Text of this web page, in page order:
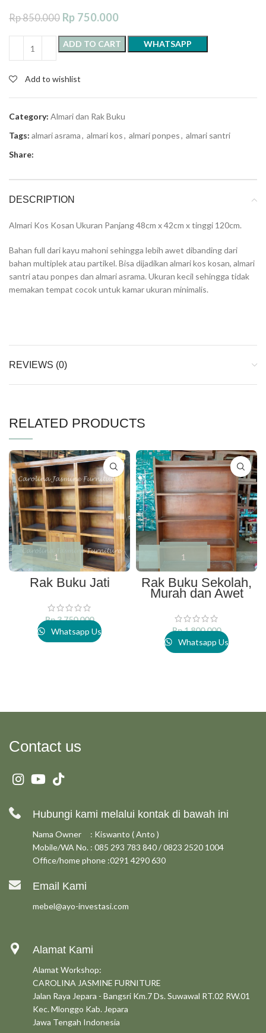
Rp850.000 Rp 750.000
ADD TO CART WHATSAPP
Add to wishlist
Category: Almari dan Rak Buku
Tags: almari asrama, almari kos, almari ponpes, almari santri
Share:
DESCRIPTION
Almari Kos Kosan Ukuran Panjang 48cm x 42cm x tinggi 120cm.
Bahan full dari kayu mahoni sehingga lebih awet dibanding dari
bahan multiplek atau partikel. Bisa dijadikan almari kos kosan, almari
santri atau ponpes dan almari asrama. Ukuran kecil sehingga tidak
memakan tempat cocok untuk kamar ukuran minimalis.
REVIEWS (0)
RELATED PRODUCTS
Rak Buku Jati
Rp3.750.000
Whatsapp Us
Rak Buku Sekolah,
Murah dan Awet
Rp1.800.000
Whatsapp Us
Contact us
Hubungi kami melalui kontak di bawah ini
Nama Owner : Kiswanto ( Anto )
Mobile/WA No. : 085 293 783 840 / 0823 2520 1004
Office/home phone :0291 4290 630
Email Kami
mebel@ayo-investasi.com
Alamat Kami
Alamat Workshop:
CAROLINA JASMINE FURNITURE
Jalan Raya Jepara - Bangsri Km.7 Ds. Suwawal RT.02 RW.01
Kec. Mlonggo Kab. Jepara
Jawa Tengah Indonesia